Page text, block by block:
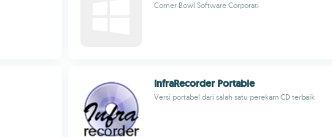
Corner Bowl Software Corporati
InfraRecorder Portable
Versi portabel dari salah satu perekam CD terbaik